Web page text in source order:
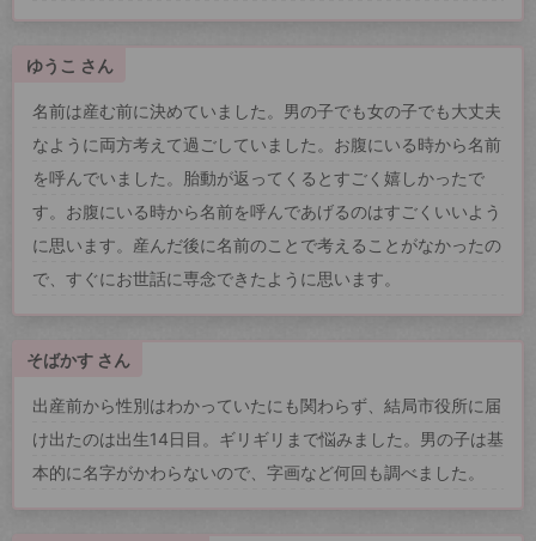
ゆうこ さん
名前は産む前に決めていました。男の子でも女の子でも大丈夫
なように両方考えて過ごしていました。お腹にいる時から名前
を呼んでいました。胎動が返ってくるとすごく嬉しかったで
す。お腹にいる時から名前を呼んであげるのはすごくいいよう
に思います。産んだ後に名前のことで考えることがなかったの
で、すぐにお世話に専念できたように思います。
そばかす さん
出産前から性別はわかっていたにも関わらず、結局市役所に届
け出たのは出生14日目。ギリギリまで悩みました。男の子は基
本的に名字がかわらないので、字画など何回も調べました。